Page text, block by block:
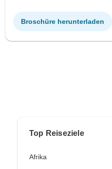
Broschüre herunterladen
Top Reiseziele
Afrika